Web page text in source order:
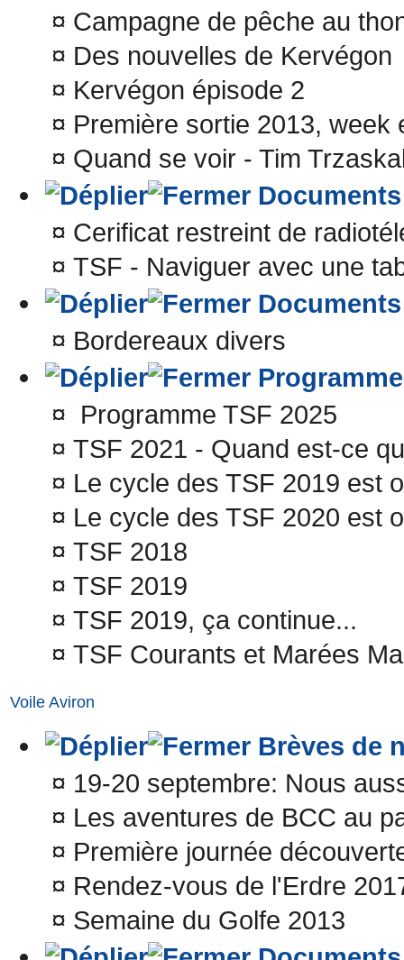
¤ Campagne de pêche au
¤ Des nouvelles de Kervégon
¤ Kervégon épisode 2
¤ Première sortie 2013, week
¤ Quand se voir - Tim
¤ Cerificat restreint de
¤ TSF - Naviguer avec une
¤ Bordereaux divers
¤ Programme TSF 2025
¤ TSF 2021 - Quand est-ce
¤ Le cycle des TSF 2019 est
¤ Le cycle des TSF 2020 est
¤ TSF 2018
¤ TSF 2019
¤ TSF 2019, ça continue...
¤ TSF Courants et Marées
Voile Aviron
Brèves de
¤ 19-20 septembre: Nous
¤ Les aventures de BCC au
¤ Première journée
¤ Rendez-vous de l'Erdre
¤ Semaine du Golfe 2013